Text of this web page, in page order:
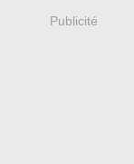
Publicité